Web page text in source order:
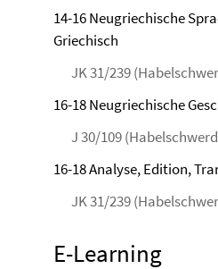
14-16 Neugriechische
Griechisch
JK 31/239
16-18 Neugriechische
J 30/109
16-18 Analyse, Edition,
JK 31/239
E-Learning